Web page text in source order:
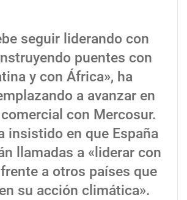
seguir liderando con
puentes con
y con África», ha
a avanzar en
con Mercosur.
insistido en que España
llamadas a «liderar con
a otros países que
su acción climática».